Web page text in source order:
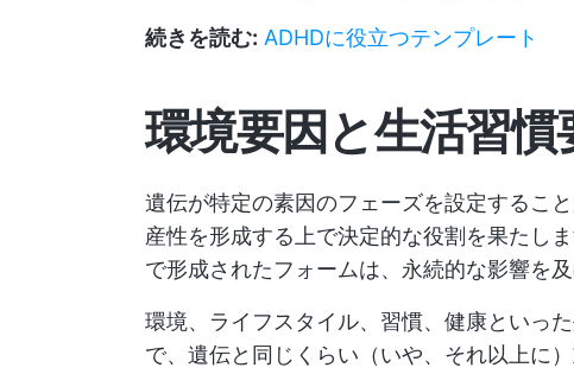
続きを読む: ADHDに役立つテンプレート
環境要因と生活習慣
遺伝が特定の素因のフェーズを設定するこ
産性を形成する上で決定的な役割を果たし
で形成されたフォームは、永続的な影響を及
環境、ライフスタイル、習慣、健康といっ
で、遺伝と同じくらい（いや、それ以上に